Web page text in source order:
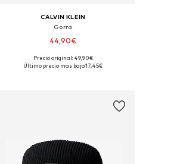
CALVIN KLEIN
Gorra
44,90€
Tallas disponibles: 55-60
Precio original: 49,90€
Último precio más bajo:17,45€